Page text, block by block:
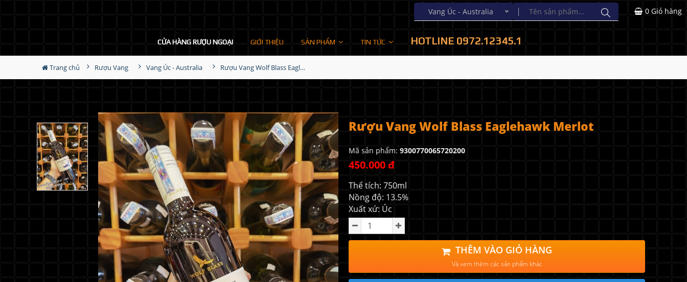
Vang Úc - Australia
CỬA HÀNG RƯỢU NGOẠI GIỚI THIỆU SẢN PHẨM TIN TỨC HOTLINE 0972.12345.1
0 Giỏ hàng
Trang chủ Rượu Vang Vang Úc - Australia Rượu Vang Wolf Blass Eaglehawk Merlot
Rượu Vang Wolf Blass Eaglehawk Merlot
Mã sản phẩm: 9300770065720200
450.000 đ
Thể tích: 750ml
Nồng độ: 13.5%
Xuất xứ: Úc
THÊM VÀO GIỎ HÀNG
Và xem thêm các sản phẩm khác